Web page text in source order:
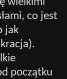
co jest
jak
początku